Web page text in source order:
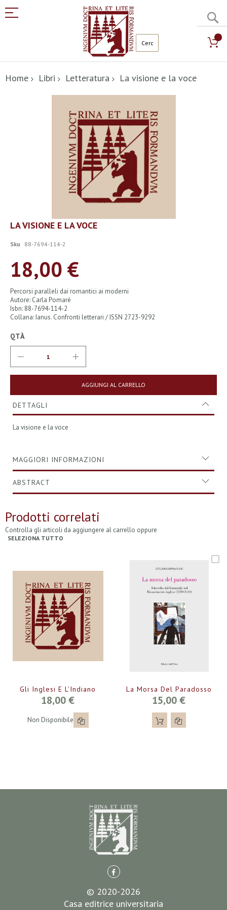
al
contenuto
Home Libri Letteratura La visione e la voce
Vai
all'inizio
galleria
immagini
LA VISIONE E LA VOCE
Sku 88-7694-114-2
18,00 €
Percorsi paralleli dai romantici ai moderni
Autore: Carla Pomaré
Isbn: 88-7694-114-2
Collana: Ianus. Confronti letterari / ISSN 2723-9292
QTÀ
AGGIUNGI AL CARRELLO
DETTAGLI
La visione e la voce
MAGGIORI INFORMAZIONI
ABSTRACT
Prodotti correlati
Controlla gli articoli da aggiungere al carrello oppure
SELEZIONA TUTTO
Gli Inglesi E L’Indiano
18,00 €
Non Disponibile
La Morsa Del Paradosso
15,00 €
© 2020-2026
Casa editrice universitaria